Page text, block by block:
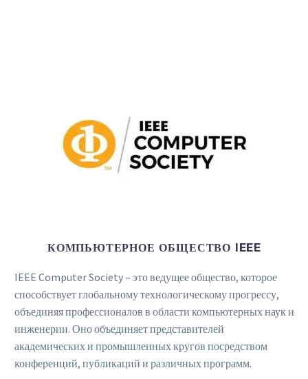
Русский
Back
КОМПЬЮТЕРНОЕ ОБЩЕСТВО IEEE
IEEE Computer Society – это ведущее общество, которое
способствует глобальному технологическому прогрессу,
объединяя профессионалов в области компьютерных наук и
инженерии. Оно объединяет представителей
академических и промышленных кругов посредством
конференций, публикаций и различных программ.